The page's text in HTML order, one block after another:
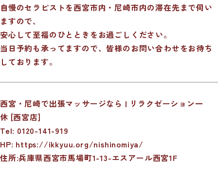
自慢のセラピストを西宮市内・尼崎市内の滞在先まで伺い
ますので、
安心して至福のひとときをお過ごしください。
当日予約も承ってますので、皆様のお問い合わせをお待ち
しております。
西宮・尼崎で出張マッサージなら | リラクゼーション一
休 [西宮店]
Tel: 0120-141-919
HP: https://ikkyuu.org/nishinomiya/
住所:兵庫県西宮市馬場町1-13-エスアール西宮1F